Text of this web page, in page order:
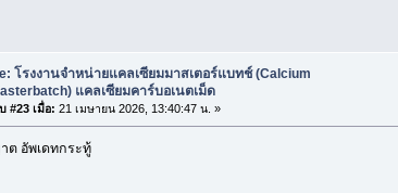
โรงงานจำหน่ายแคลเซียมมาสเตอร์แบทช์ (Calcium
แคลเซียมคาร์บอเนตเม็ด
#23 เมื่อ: 21 เมษายน 2026, 13:40:47 น. »
ต อัพเดทกระทู้